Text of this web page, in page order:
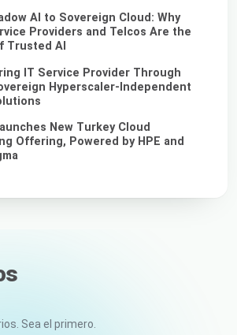
AI to Sovereign Cloud: Why
Providers and Telcos Are the
Trusted AI
IT Service Provider Through
Hyperscaler-Independent
New Turkey Cloud
Offering, Powered by HPE and
Sea el primero.